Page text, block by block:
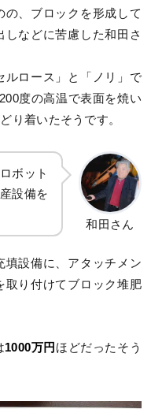
、ブロックを形成して
しなどに苦慮した和田さ
ルロース」と「ノリ」で
度の高温で表面を焼い
り着いたそうです。
ボット
設備を
和田さん
填設備に、アタッチメン
取り付けてブロック堆肥
1000万円ほどだったそう